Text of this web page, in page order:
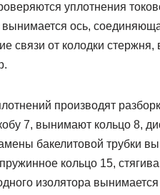
уплотнения
вынимается ось,
связи от колодки
производят
7, вынимают кольцо 8,
бакелитовой трубки
кольцо 15,
изолятора